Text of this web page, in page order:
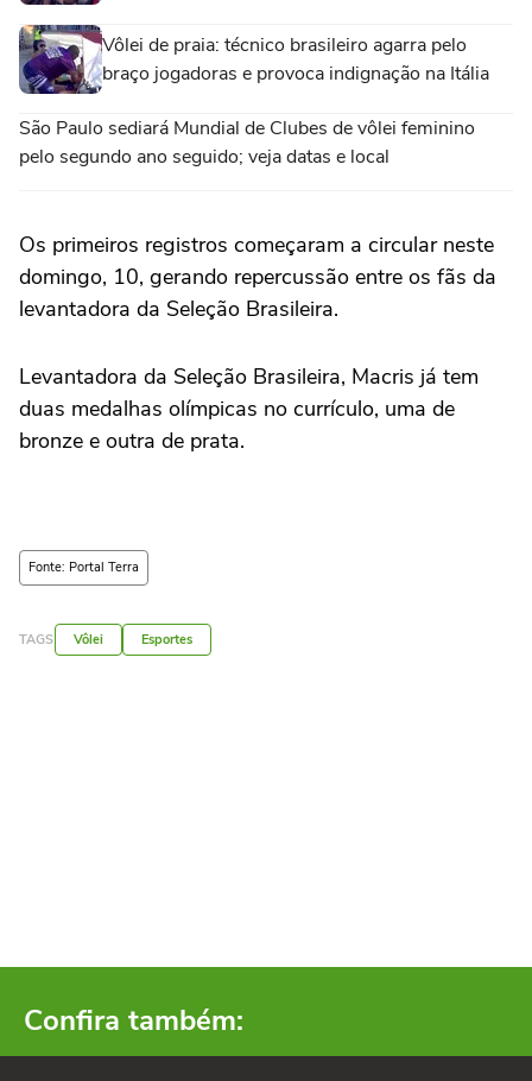
Vôlei de praia: técnico brasileiro agarra pelo
braço jogadoras e provoca indignação na Itália
São Paulo sediará Mundial de Clubes de vôlei feminino
pelo segundo ano seguido; veja datas e local
Os primeiros registros começaram a circular neste
domingo, 10, gerando repercussão entre os fãs da
levantadora da Seleção Brasileira.
Levantadora da Seleção Brasileira, Macris já tem
duas medalhas olímpicas no currículo, uma de
bronze e outra de prata.
Fonte: Portal Terra
TAGS Vôlei Esportes
Confira também: